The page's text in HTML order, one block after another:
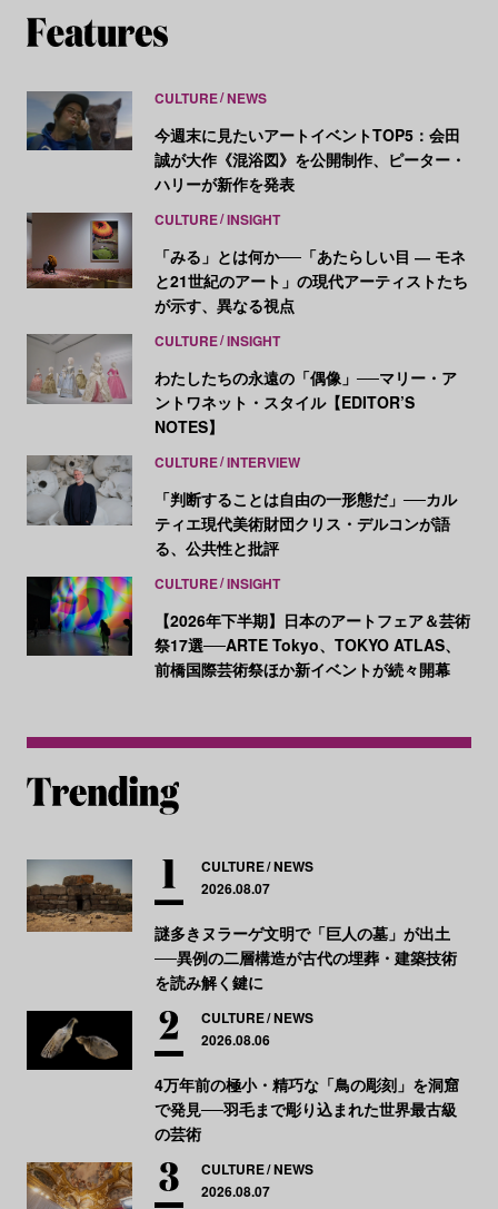
CULTURE NEWS
今週末に見たいアートイベントTOP5：会田
誠が大作《混浴図》を公開制作、ピーター・
ハリーが新作を発表
CULTURE INSIGHT
「みる」とは何か──「あたらしい目 ― モネ
と21世紀のアート」の現代アーティストたち
が示す、異なる視点
CULTURE INSIGHT
わたしたちの永遠の「偶像」──マリー・ア
ントワネット・スタイル【EDITOR’S
NOTES】
CULTURE INTERVIEW
「判断することは自由の一形態だ」──カル
ティエ現代美術財団クリス・デルコンが語
る、公共性と批評
CULTURE INSIGHT
【2026年下半期】日本のアートフェア＆芸術
祭17選──ARTE Tokyo、TOKYO ATLAS、
前橋国際芸術祭ほか新イベントが続々開幕
CULTURE NEWS
2026.08.07
謎多きヌラーゲ文明で「巨人の墓」が出土
──異例の二層構造が古代の埋葬・建築技術
を読み解く鍵に
CULTURE NEWS
2026.08.06
4万年前の極小・精巧な「鳥の彫刻」を洞窟
で発見──羽毛まで彫り込まれた世界最古級
の芸術
CULTURE NEWS
2026.08.07